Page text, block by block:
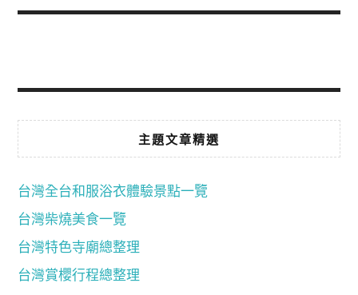
主題文章精選
台灣全台和服浴衣體驗景點一覽
台灣柴燒美食一覽
台灣特色寺廟總整理
台灣賞櫻行程總整理